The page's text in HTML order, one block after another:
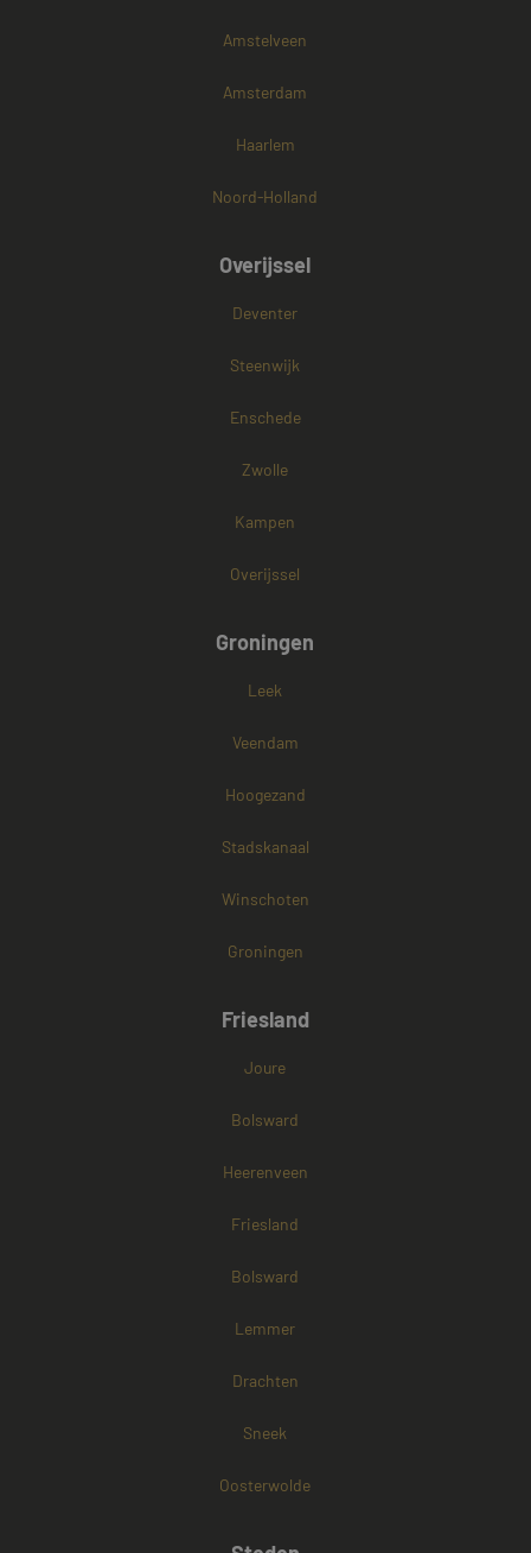
Amstelveen
Amsterdam
Haarlem
Noord-Holland
Overijssel
Deventer
Steenwijk
Enschede
Zwolle
Kampen
Overijssel
Groningen
Leek
Veendam
Hoogezand
Stadskanaal
Winschoten
Groningen
Friesland
Joure
Bolsward
Heerenveen
Friesland
Bolsward
Lemmer
Drachten
Sneek
Oosterwolde